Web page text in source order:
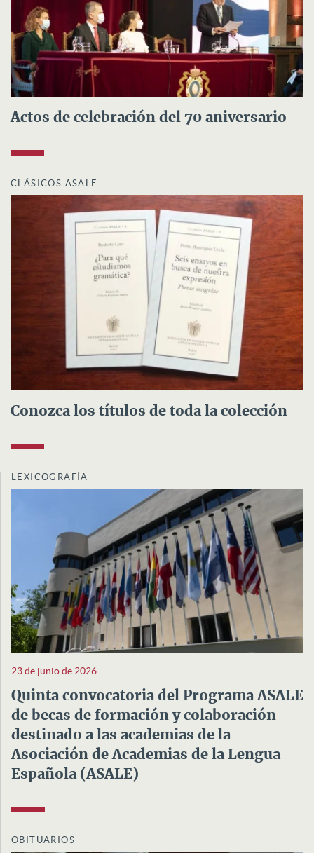
Actos de celebración del 70 aniversario
CLÁSICOS ASALE
Conozca los títulos de toda la colección
LEXICOGRAFÍA
23 de junio de 2026
Quinta convocatoria del Programa ASALE
de becas de formación y colaboración
destinado a las academias de la
Asociación de Academias de la Lengua
Española (ASALE)
OBITUARIOS